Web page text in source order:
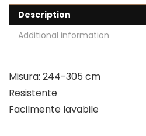
Description
Additional information
Misura: 244-305 cm
Resistente
Facilmente lavabile